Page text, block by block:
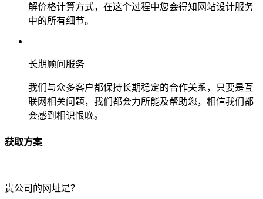
解价格计算方式，在这个过程中您会得知网站设计服务
中的所有细节。
长期顾问服务
我们与众多客户都保持长期稳定的合作关系，只要是互
联网相关问题，我们都会力所能及帮助您，相信我们都
会感到相识恨晚。
获取方案
贵公司的网址是？